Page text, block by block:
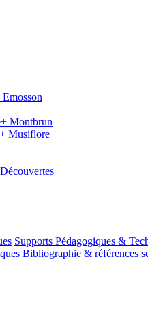
Montbrun
Musiflore
Supports Pédagogiques &
Bibliographie & références